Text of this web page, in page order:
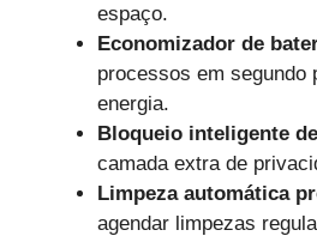
espaço.
Economizador de
processos em segundo
energia.
Bloqueio inteligente
camada extra de
Limpeza automática
agendar limpezas